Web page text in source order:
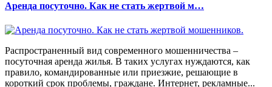
Аренда посуточно. Как не стать жертвой м…
Распространенный вид современного мошенничества –
посуточная аренда жилья. В таких услугах нуждаются, как
правило, командированные или приезжие, решающие в
короткий срок проблемы, граждане. Интернет, рекламные...